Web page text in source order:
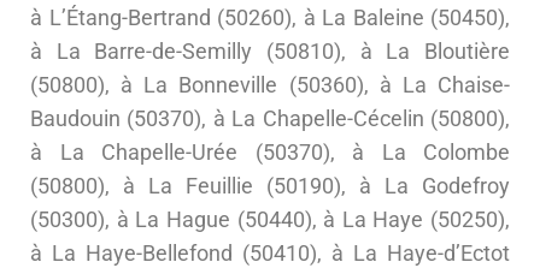
à L’Étang-Bertrand (50260), à La Baleine (50450),
à La Barre-de-Semilly (50810), à La Bloutière
(50800), à La Bonneville (50360), à La Chaise-
Baudouin (50370), à La Chapelle-Cécelin (50800),
à La Chapelle-Urée (50370), à La Colombe
(50800), à La Feuillie (50190), à La Godefroy
(50300), à La Hague (50440), à La Haye (50250),
à La Haye-Bellefond (50410), à La Haye-d’Ectot